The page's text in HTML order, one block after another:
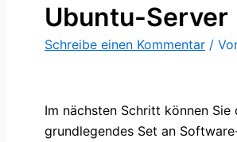
Ubuntu-Server
Schreibe einen Kommentar /
Im nächsten Schritt können
grundlegendes Set an